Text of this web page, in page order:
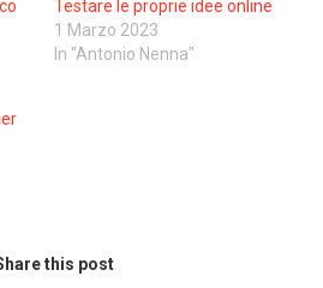
Testare le proprie idee online
1 Marzo 2023
In "Antonio Nenna"
this post